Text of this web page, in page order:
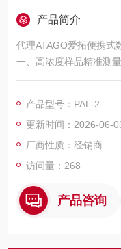
产品简介
代理ATAGO爱拓便携式
一、高浓度样品精准测
专业级 Brix 测量范围覆
直接检测其糖分含量是
导致发酵风险。
产品型号：PAL-2
更新时间：2026-06-
厂商性质：经销商
访问量：268
产品咨询